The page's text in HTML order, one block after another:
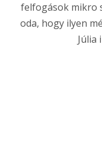
felfogások mikro
oda, hogy ilyen
Júlia